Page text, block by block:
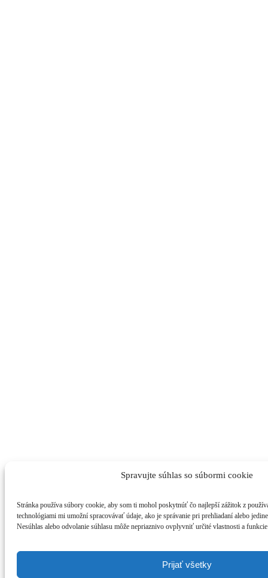
Spravujte súhlas so súbormi cookie
Stránka používa súbory cookie, aby som ti mohol poskytnúť čo najlepší zážitok z
technológiami mi umožní spracovávať údaje, ako je správanie pri prehliadaní alebo
Nesúhlas alebo odvolanie súhlasu môže nepriaznivo ovplyvniť určité vlastnosti a
Prijať všetky